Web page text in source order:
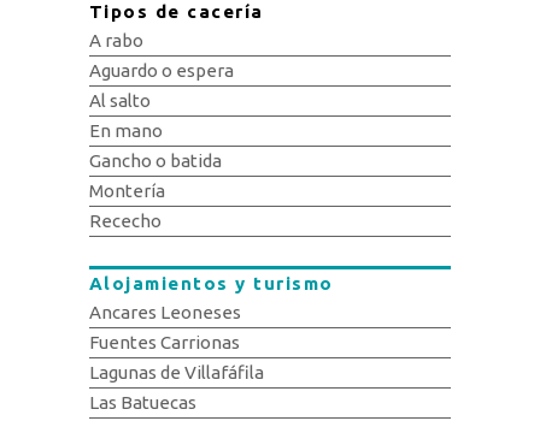
Tipos de cacería
A rabo
Aguardo o espera
Al salto
En mano
Gancho o batida
Montería
Rececho
Alojamientos y turismo
Ancares Leoneses
Fuentes Carrionas
Lagunas de Villafáfila
Las Batuecas